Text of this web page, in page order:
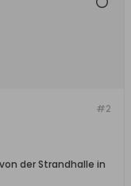
#2
der Strandhalle in